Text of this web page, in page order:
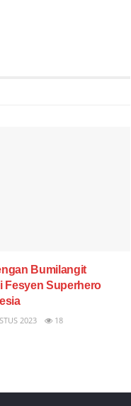
Bumilangit
Fesyen Superhero
2023 18